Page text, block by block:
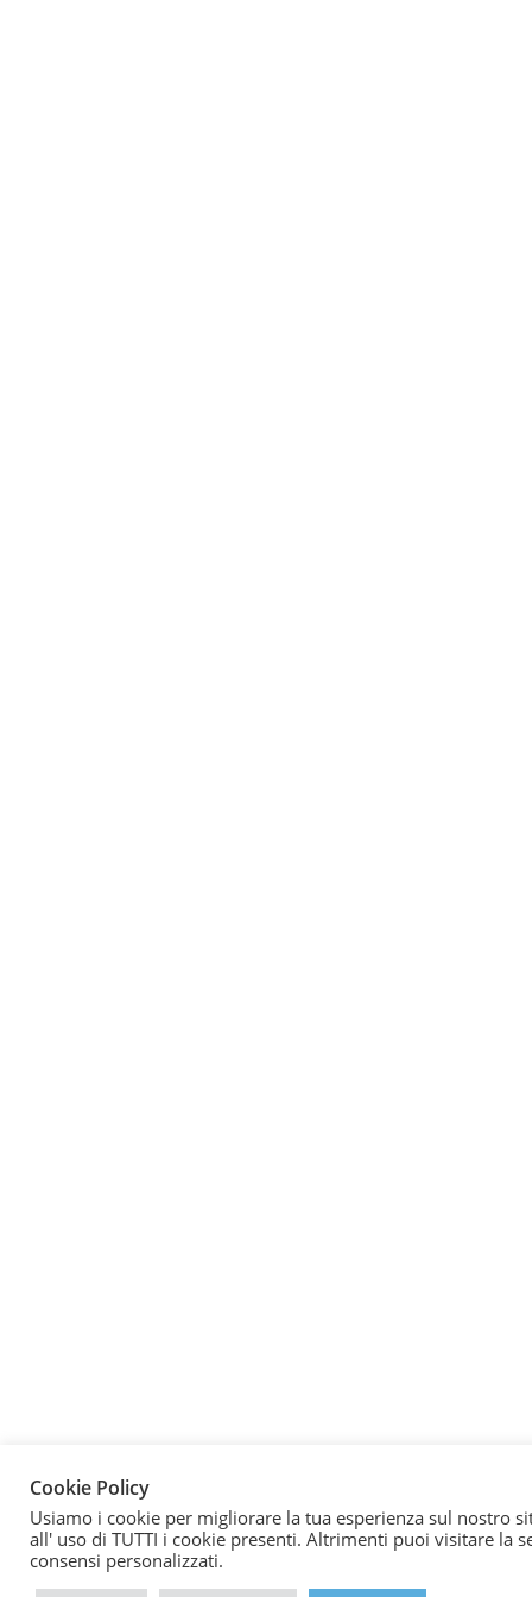
Cookie Policy
Usiamo i cookie per migliorare la tua esperienza sul nostro
all' uso di TUTTI i cookie presenti. Altrimenti puoi visitare la
consensi personalizzati.